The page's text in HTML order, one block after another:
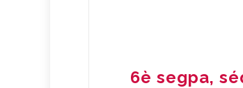
6è segpa,